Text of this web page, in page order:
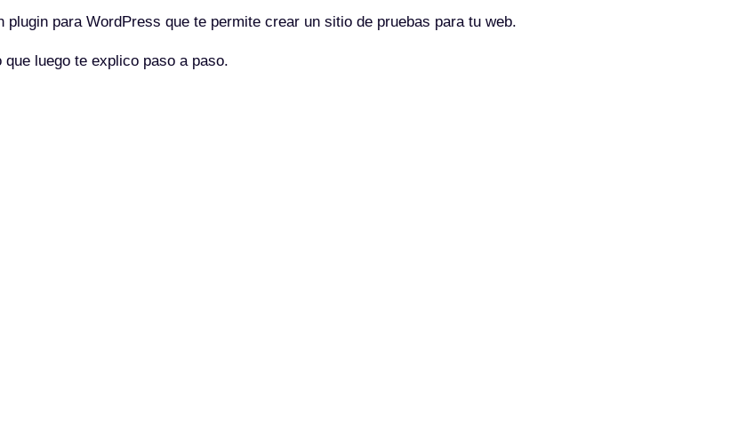
plugin para WordPress que te permite crear un sitio de pruebas para tu web.
luego te explico paso a paso.